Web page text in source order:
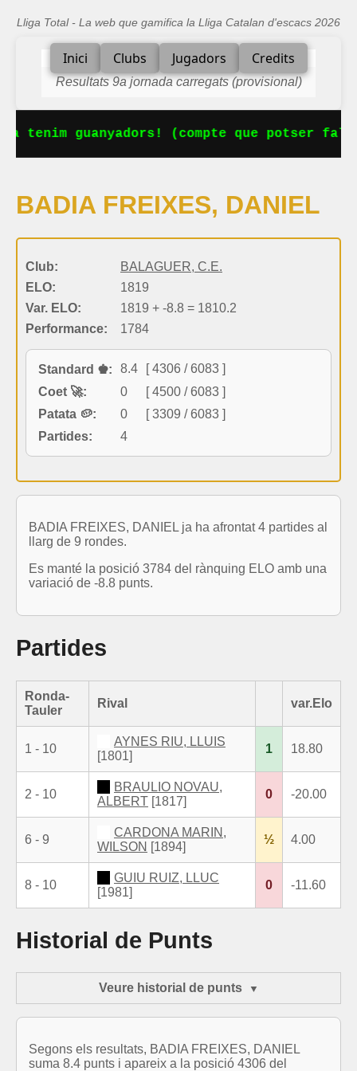
Lliga Total - La web que gamifica la Lliga Catalan d'escacs 2026
Inici Clubs Jugadors Credits
Resultats 9a jornada carregats (provisional)
tenim guanyadors! (compte que potser
BADIA FREIXES, DANIEL
Club:
BALAGUER, C.E.
ELO:
1819
Var. ELO:
1819 + -8.8 = 1810.2
Performance:
1784
Standard ♚: 8.4
[ 4306 / 6083 ]
Coet 🚀:
0
[ 4500 / 6083 ]
Patata 🥔:
0
[ 3309 / 6083 ]
Partides:
4
BADIA FREIXES, DANIEL ja ha afrontat 4 partides al
llarg de 9 rondes.
Es manté la posició 3784 del rànquing ELO amb una
variació de -8.8 punts.
Partides
Ronda-
Tauler
Rival var.Elo
1 - 10
AYNES RIU, LLUIS
[1801]
1 18.80
2 - 10
BRAULIO NOVAU,
ALBERT [1817]
0 -20.00
6 - 9
CARDONA MARIN,
WILSON [1894]
½ 4.00
8 - 10
GUIU RUIZ, LLUC
[1981]
0 -11.60
Historial de Punts
Veure historial de punts
Segons els resultats, BADIA FREIXES, DANIEL
suma 8.4 punts i apareix a la posició 4306 del